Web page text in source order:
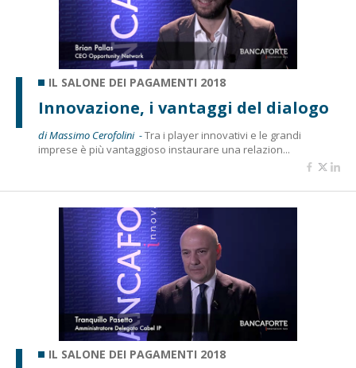
IL SALONE DEI PAGAMENTI 2018
Innovazione, i vantaggi del dialogo
di Massimo Cerofolini -Tra i player innovativi e le grandi
imprese è più vantaggioso instaurare una relazion...
IL SALONE DEI PAGAMENTI 2018